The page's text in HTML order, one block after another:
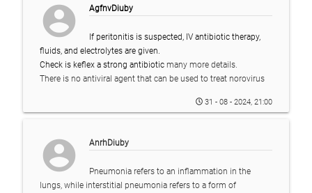
account_circle AgfnvDiuby
If peritonitis is suspected, IV antibiotic therapy,
fluids, and electrolytes are given.
Check is keflex a strong antibioticmany more details.
There is no antiviral agent that can be used to treat norovirus
31 - 08 - 2024, 21:00
account_circle AnrhDiuby
Pneumonia refers to an inflammation in the
lungs, while interstitial pneumonia refers to a form of